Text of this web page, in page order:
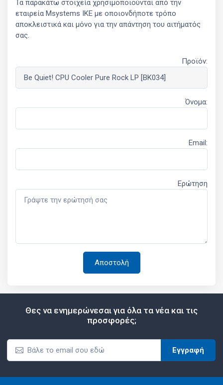
Τα παρακάτω στοιχεία χρησιμοποιούνται από την
εταιρεία Msystems ΙΚΕ με οποιονδήποτε τρόπο
αποκλειστικά και μόνο για την απάντηση του αιτήματός
σας.
Προϊόν:
Όνομα:
Email:
Ερώτηση
Θες να ενημερώνεσαι για όλα τα νέα και τις
προσφορές;
Εγγραφή